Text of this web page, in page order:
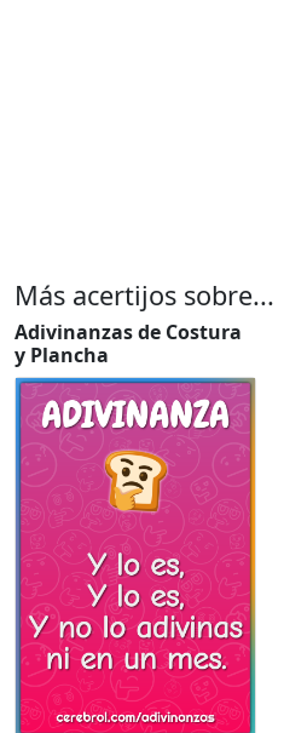
Más acertijos sobre...
Adivinanzas de Costura
y Plancha